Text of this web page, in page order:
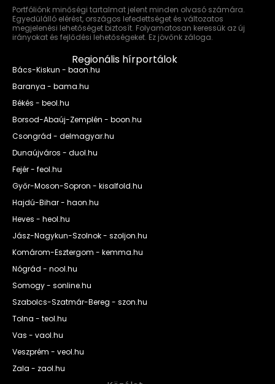
Portfóliónk minőségi tartalmat jelent minden olvasó számára.
Egyedülálló elérést, országos lefedettséget és változatos
megjelenési lehetőséget biztosít. Folyamatosan keressük az új
irányokat és fejlődési lehetőségeket. Ez jövőnk záloga.
Regionális hírportálok
Bács-Kiskun - baon.hu
Baranya - bama.hu
Békés - beol.hu
Borsod-Abaúj-Zemplén - boon.hu
Csongrád - delmagyar.hu
Dunaújváros - duol.hu
Fejér - feol.hu
Győr-Moson-Sopron - kisalfold.hu
Hajdú-Bihar - haon.hu
Heves - heol.hu
Jász-Nagykun-Szolnok - szoljon.hu
Komárom-Esztergom - kemma.hu
Nógrád - nool.hu
Somogy - sonline.hu
Szabolcs-Szatmár-Bereg - szon.hu
Tolna - teol.hu
Vas - vaol.hu
Veszprém - veol.hu
Zala - zaol.hu